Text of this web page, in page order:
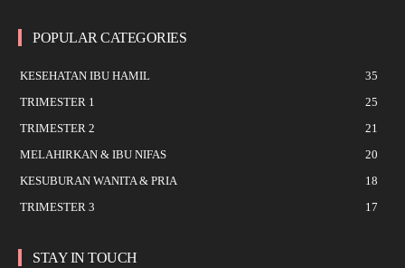
POPULAR CATEGORIES
KESEHATAN IBU HAMIL
35
TRIMESTER 1
25
TRIMESTER 2
21
MELAHIRKAN & IBU NIFAS
20
KESUBURAN WANITA & PRIA
18
TRIMESTER 3
17
STAY IN TOUCH